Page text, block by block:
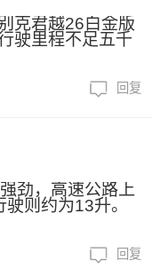
克君越26白金版
驶里程不足五千
回复
劲，高速公路上
则约为13升。
回复